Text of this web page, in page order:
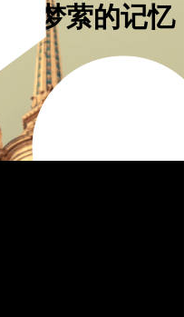
魂牵梦萦的记忆